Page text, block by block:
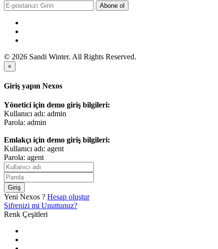
Abone ol
© 2026 Sandi Winter. All Rights Reserved.
×
Giriş yapın Nexos
Yönetici için demo giriş bilgileri:
Kullanıcı adı: admin
Parola: admin
Emlakçı için demo giriş bilgileri:
Kullanıcı adı: agent
Parola: agent
Giriş
Yeni Nexos ? Hesap oluştur
Şifrenizi mi Unuttunuz?
Renk Çeşitleri